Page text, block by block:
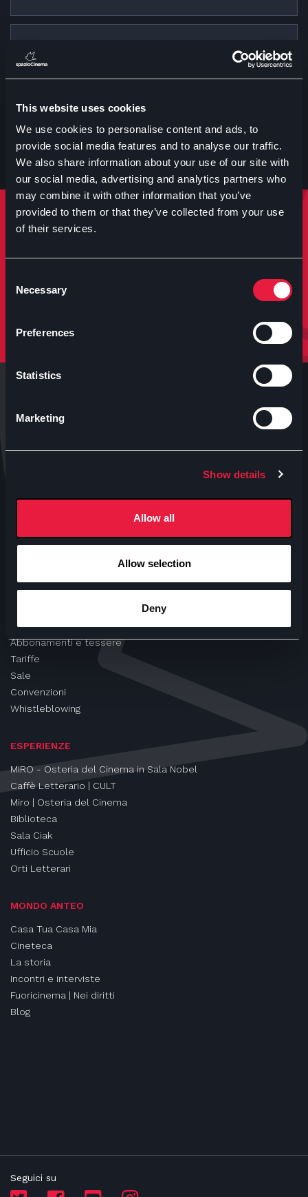
This website uses cookies
We use cookies to personalise content and ads, to
provide social media features and to analyse our traffic.
We also share information about your use of our site with
our social media, advertising and analytics partners who
may combine it with other information that you’ve
provided to them or that they’ve collected from your use
of their services.
Selection
Necessary
Preferences
Statistics
Marketing
Show details
Allow all
Allow selection
Deny
Treviglio
Rimani sempre aggiornato
Iscriviti per ricevere notizie su eventi manifestazioni e
Accessibilità
CINEMA
Eventi e Rassegne
Abbonamenti e tessere
Tariffe
Sale
Convenzioni
Whistleblowing
ESPERIENZE
MIRO - Osteria del Cinema in Sala Nobel
Caffè Letterario | CULT
Miro | Osteria del Cinema
Biblioteca
Sala Ciak
Ufficio Scuole
Orti Letterari
MONDO ANTEO
Casa Tua Casa Mia
Cineteca
La storia
Incontri e interviste
Fuoricinema | Nei diritti
Blog
Seguici su